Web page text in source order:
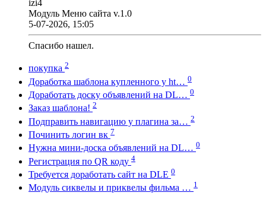
izi4
Модуль Меню сайта v.1.0
5-07-2026, 15:05
Спасибо нашел.
покупка 2
Доработка шаблона купленного у ht… 0
Доработать доску объявлений на DL… 0
Заказ шаблона! 2
Подправить навигацию у плагина за… 2
Починить логин вк 7
Нужна мини-доска объявлений на DL… 0
Регистрация по QR коду 4
Требуется доработать сайт на DLE 0
Модуль сиквелы и приквелы фильма … 1